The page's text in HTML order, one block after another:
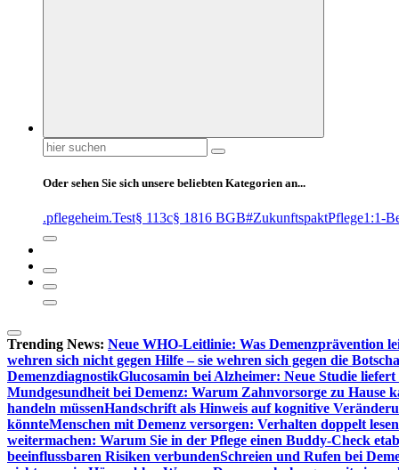
Suchen
nach:
Oder sehen Sie sich unsere beliebten Kategorien an...
.pflegeheim.Test§ 113c§ 1816 BGB#ZukunftspaktPflege1:1-
Trending News: Neue WHO-Leitlinie: Was Demenzprävention
wehren sich nicht gegen Hilfe – sie wehren sich gegen die
DemenzdiagnostikGlucosamin bei Alzheimer: Neue Studie
Mundgesundheit bei Demenz: Warum Zahnvorsorge zu Hause
handeln müssenHandschrift als Hinweis auf kognitive
könnteMenschen mit Demenz versorgen: Verhalten doppelt lesen
weitermachen: Warum Sie in der Pflege einen Buddy-Check
beeinflussbaren Risiken verbundenSchreien und Rufen bei